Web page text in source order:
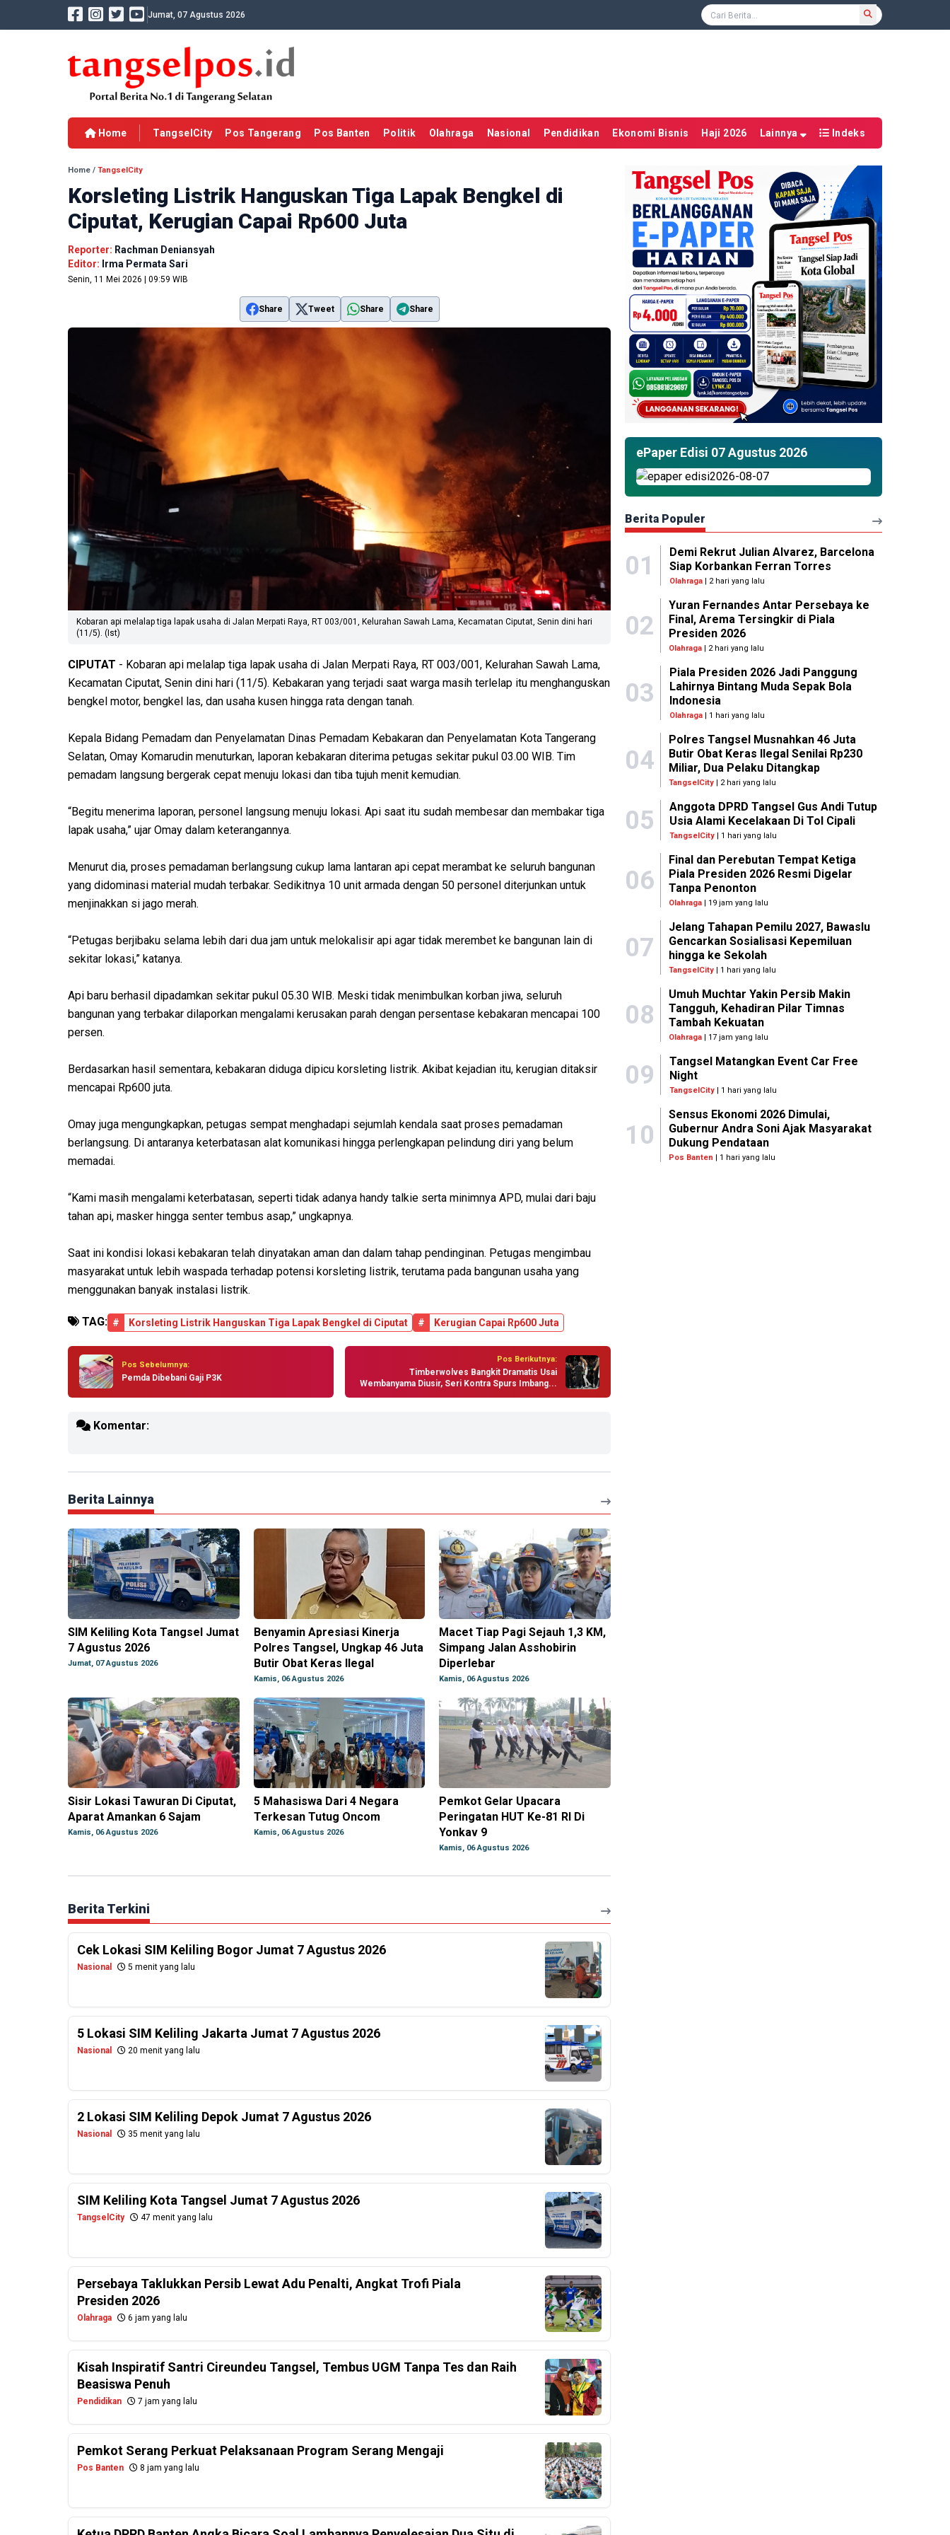
Jumat, 07 Agustus 2026
Home TangselCity Pos Tangerang Pos Banten Politik Olahraga Nasional Pendidikan Ekonomi Bisnis Haji 2026 Lainnya Indeks
Home / TangselCity
Korsleting Listrik Hanguskan Tiga Lapak Bengkel di
Ciputat, Kerugian Capai Rp600 Juta
Reporter: Rachman Deniansyah
Editor: Irma Permata Sari
Senin, 11 Mei 2026 | 09:59 WIB
Share Tweet Share Share
Kobaran api melalap tiga lapak usaha di Jalan Merpati Raya, RT 003/001, Kelurahan Sawah Lama, Kecamatan Ciputat, Senin dini hari
(11/5). (Ist)
CIPUTAT - Kobaran api melalap tiga lapak usaha di Jalan Merpati Raya, RT 003/001, Kelurahan Sawah Lama,
Kecamatan Ciputat, Senin dini hari (11/5). Kebakaran yang terjadi saat warga masih terlelap itu menghanguskan
bengkel motor, bengkel las, dan usaha kusen hingga rata dengan tanah.
Kepala Bidang Pemadam dan Penyelamatan Dinas Pemadam Kebakaran dan Penyelamatan Kota Tangerang
Selatan, Omay Komarudin menuturkan, laporan kebakaran diterima petugas sekitar pukul 03.00 WIB. Tim
pemadam langsung bergerak cepat menuju lokasi dan tiba tujuh menit kemudian.
“Begitu menerima laporan, personel langsung menuju lokasi. Api saat itu sudah membesar dan membakar tiga
lapak usaha,” ujar Omay dalam keterangannya.
Menurut dia, proses pemadaman berlangsung cukup lama lantaran api cepat merambat ke seluruh bangunan
yang didominasi material mudah terbakar. Sedikitnya 10 unit armada dengan 50 personel diterjunkan untuk
menjinakkan si jago merah.
“Petugas berjibaku selama lebih dari dua jam untuk melokalisir api agar tidak merembet ke bangunan lain di
sekitar lokasi,” katanya.
Api baru berhasil dipadamkan sekitar pukul 05.30 WIB. Meski tidak menimbulkan korban jiwa, seluruh
bangunan yang terbakar dilaporkan mengalami kerusakan parah dengan persentase kebakaran mencapai 100
persen.
Berdasarkan hasil sementara, kebakaran diduga dipicu korsleting listrik. Akibat kejadian itu, kerugian ditaksir
mencapai Rp600 juta.
Omay juga mengungkapkan, petugas sempat menghadapi sejumlah kendala saat proses pemadaman
berlangsung. Di antaranya keterbatasan alat komunikasi hingga perlengkapan pelindung diri yang belum
memadai.
“Kami masih mengalami keterbatasan, seperti tidak adanya handy talkie serta minimnya APD, mulai dari baju
tahan api, masker hingga senter tembus asap,” ungkapnya.
Saat ini kondisi lokasi kebakaran telah dinyatakan aman dan dalam tahap pendinginan. Petugas mengimbau
masyarakat untuk lebih waspada terhadap potensi korsleting listrik, terutama pada bangunan usaha yang
menggunakan banyak instalasi listrik.
TAG: # Korsleting Listrik Hanguskan Tiga Lapak Bengkel di Ciputat # Kerugian Capai Rp600 Juta
Pos Sebelumnya:
Pemda Dibebani Gaji P3K
Pos Berikutnya:
Timberwolves Bangkit Dramatis Usai
Wembanyama Diusir, Seri Kontra Spurs Imbang...
Komentar:
Berita Lainnya
SIM Keliling Kota Tangsel Jumat
7 Agustus 2026
Jumat, 07 Agustus 2026
Benyamin Apresiasi Kinerja
Polres Tangsel, Ungkap 46 Juta
Butir Obat Keras Ilegal
Kamis, 06 Agustus 2026
Macet Tiap Pagi Sejauh 1,3 KM,
Simpang Jalan Asshobirin
Diperlebar
Kamis, 06 Agustus 2026
Sisir Lokasi Tawuran Di Ciputat,
Aparat Amankan 6 Sajam
Kamis, 06 Agustus 2026
5 Mahasiswa Dari 4 Negara
Terkesan Tutug Oncom
Kamis, 06 Agustus 2026
Pemkot Gelar Upacara
Peringatan HUT Ke-81 RI Di
Yonkav 9
Kamis, 06 Agustus 2026
Berita Terkini
Cek Lokasi SIM Keliling Bogor Jumat 7 Agustus 2026
Nasional 5 menit yang lalu
5 Lokasi SIM Keliling Jakarta Jumat 7 Agustus 2026
Nasional 20 menit yang lalu
2 Lokasi SIM Keliling Depok Jumat 7 Agustus 2026
Nasional 35 menit yang lalu
SIM Keliling Kota Tangsel Jumat 7 Agustus 2026
TangselCity 47 menit yang lalu
Persebaya Taklukkan Persib Lewat Adu Penalti, Angkat Trofi Piala
Presiden 2026
Olahraga 6 jam yang lalu
Kisah Inspiratif Santri Cireundeu Tangsel, Tembus UGM Tanpa Tes dan Raih
Beasiswa Penuh
Pendidikan 7 jam yang lalu
Pemkot Serang Perkuat Pelaksanaan Program Serang Mengaji
Pos Banten 8 jam yang lalu
ePaper Edisi 07 Agustus 2026
Berita Populer
01
Demi Rekrut Julian Alvarez, Barcelona
Siap Korbankan Ferran Torres
Olahraga| 2 hari yang lalu
02
Yuran Fernandes Antar Persebaya ke
Final, Arema Tersingkir di Piala
Presiden 2026
Olahraga | 2 hari yang lalu
03
Piala Presiden 2026 Jadi Panggung
Lahirnya Bintang Muda Sepak Bola
Indonesia
Olahraga| 1 hari yang lalu
04
Polres Tangsel Musnahkan 46 Juta
Butir Obat Keras Ilegal Senilai Rp230
Miliar, Dua Pelaku Ditangkap
TangselCity | 2 hari yang lalu
05
Anggota DPRD Tangsel Gus Andi Tutup
Usia Alami Kecelakaan Di Tol Cipali
TangselCity| 1 hari yang lalu
06
Final dan Perebutan Tempat Ketiga
Piala Presiden 2026 Resmi Digelar
Tanpa Penonton
Olahraga | 19 jam yang lalu
07
Jelang Tahapan Pemilu 2027, Bawaslu
Gencarkan Sosialisasi Kepemiluan
hingga ke Sekolah
TangselCity | 1 hari yang lalu
08
Umuh Muchtar Yakin Persib Makin
Tangguh, Kehadiran Pilar Timnas
Tambah Kekuatan
Olahraga | 17 jam yang lalu
09
Tangsel Matangkan Event Car Free
Night
TangselCity| 1 hari yang lalu
10
Sensus Ekonomi 2026 Dimulai,
Gubernur Andra Soni Ajak Masyarakat
Dukung Pendataan
Pos Banten | 1 hari yang lalu